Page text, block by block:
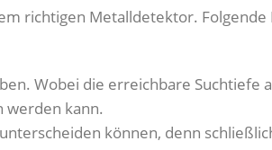
richtigen Metalldetektor.
Wobei die erreichbare Suchtiefe
werden kann.
können, denn